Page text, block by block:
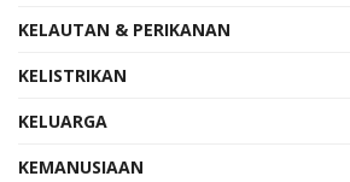
KELAUTAN & PERIKANAN
KELISTRIKAN
KELUARGA
KEMANUSIAAN